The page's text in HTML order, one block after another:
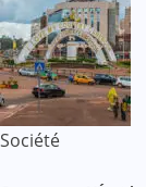
Société